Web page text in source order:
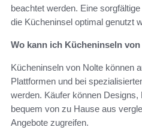
beachtet werden. Eine
die Kücheninsel optimal genutzt
Wo kann ich Kücheninseln
Kücheninseln von Nolte können
Plattformen und bei
werden. Käufer können Designs,
bequem von zu Hause aus
Angebote zugreifen.